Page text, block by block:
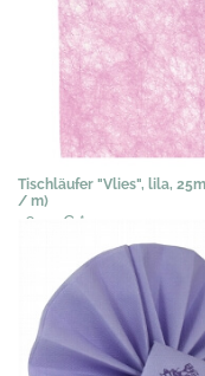
Tischläufer "Vlies", lila,
/ m)
16,99 € *